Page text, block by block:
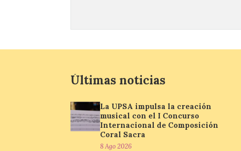
Últimas noticias
La UPSA impulsa la creación
musical con el I Concurso
Internacional de Composición
Coral Sacra
8 Ago 2026